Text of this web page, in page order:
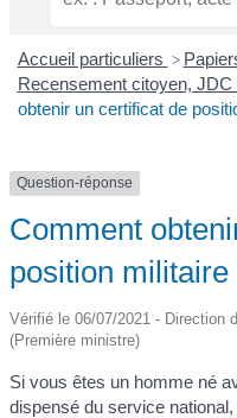
Accueil particuliers >
Recensement citoyen,
obtenir un certificat de
Question-réponse
Comment
position militaire
Vérifié le 06/07/2021 - Direction
(Première ministre)
Si vous êtes un homme né
dispensé du service